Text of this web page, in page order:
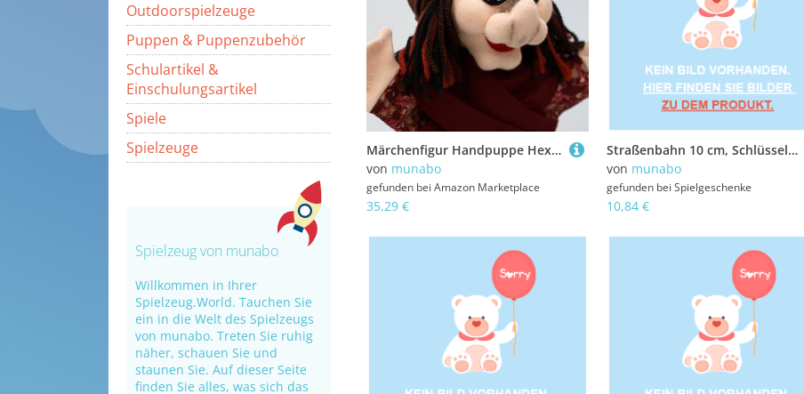
Outdoorspielzeuge
Puppen & Puppenzubehör
Schulartikel &
Einschulungsartikel
Spiele
Spielzeuge
Spielzeug von munabo
Willkommen in Ihrer
Spielzeug.World. Tauchen Sie
ein in die Welt des Spielzeugs
von munabo. Treten Sie ruhig
näher, schauen Sie und
staunen Sie. Auf dieser Seite
finden Sie alles, was sich das
Märchenfigur Handpuppe Hexe 28 cm, Mehrfarbig, für Kasperletheater
von munabo
gefunden bei Amazon Marketplace
35,29 €
Straßenbahn 10 cm, Schlüsselanhänger
von munabo
gefunden bei Spielgeschenke
10,84 €